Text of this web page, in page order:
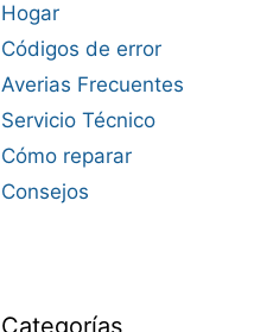
Hogar
Códigos de error
Averias Frecuentes
Servicio Técnico
Cómo reparar
Consejos
Categorías